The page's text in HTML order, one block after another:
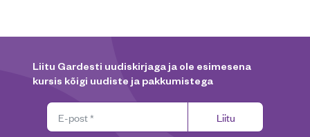
Liitu Gardesti uudiskirjaga ja ole esimesena
kursis kõigi uudiste ja pakkumistega
Liitu